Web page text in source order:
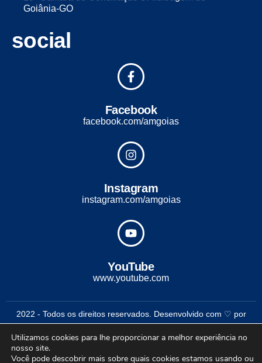
Goiânia-GO
social
Facebook
facebook.com/amgoias
Instagram
instagram.com/amgoias
YouTube
www.youtube.com
2022 - Todos os direitos reservados. Desenvolvido com ♡ por
Conexão Soluções Corporativas
Utilizamos cookies para lhe proporcionar a melhor experiência no
nosso site.
Você pode descobrir mais sobre quais cookies estamos usando ou